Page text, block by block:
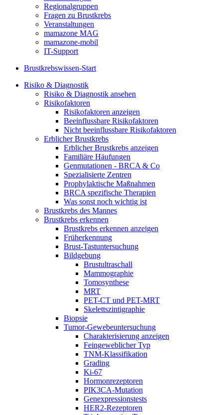
Regionalgruppen
Fragen zu Brustkrebs
Veranstaltungen
mamazone MAG
mamazone-mobil
IT-Support
Brustkrebswissen-Start
Risiko & Diagnostik
Risiko & Diagnostik ansehen
Risikofaktoren
Risikofaktoren anzeigen
Beeinflussbare Risikofaktoren
Nicht beeinflussbare Risikofaktoren
Erblicher Brustkrebs
Erblicher Brustkrebs anzeigen
Familiäre Häufungen
Genmutationen - BRCA & Co
Spezialisierte Zentren
Prophylaktische Maßnahmen
BRCA spezifische Therapien
Was sonst noch wichtig ist
Brustkrebs des Mannes
Brustkrebs erkennen
Brustkrebs erkennen anzeigen
Früherkennung
Brust-Tastuntersuchung
Bildgebung
Brustultraschall
Mammographie
Tomosynthese
MRT
PET-CT und PET-MRT
Skelettszintigraphie
Biopsie
Tumor-Gewebeuntersuchung
Charakterisierung anzeigen
Feingeweblicher Typ
TNM-Klassifikation
Grading
Ki-67
Hormonrezeptoren
PIK3CA-Mutation
Genexpressionstests
HER2-Rezeptoren